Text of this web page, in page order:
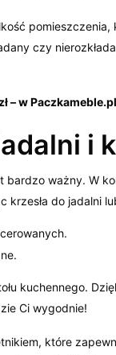
pomieszczenia,
czy
– w Paczkameble.pl
i
bardzo ważny. W
do jadalni
kuchennego.
Ci wygodnie!
które